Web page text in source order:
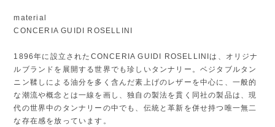
material
CONCERIA GUIDI ROSELLINI
1896年に設立されたCONCERIA GUIDI ROSELLINIは、オリジナ
ルブランドを展開する世界でも珍しいタンナリー。ベジタブルタン
ニン鞣しによる油分を多く含んだ素上げのレザーを中心に、一般的
な潮流や概念とは一線を画し、独自の製法を貫く同社の製品は、現
代の世界中のタンナリーの中でも、伝統と革新を併せ持つ唯一無二
な存在感を放っています。